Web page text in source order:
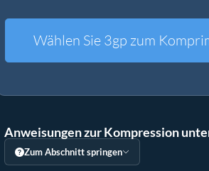
Weitere Tools
Wählen Sie 3gp zum
Anweisungen zur Kompression
Zum Abschnitt springen